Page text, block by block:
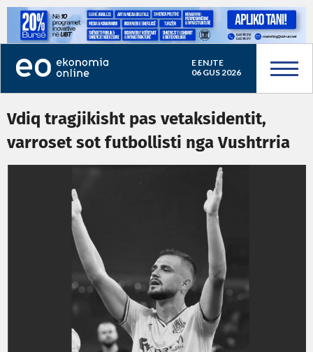
E ENJTE
06 GUS 2026
Vdiq tragjikisht pas vetaksidentit,
varroset sot futbollisti nga Vushtrria